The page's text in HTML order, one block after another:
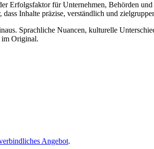
Erfolgsfaktor für Unternehmen, Behörden
Inhalte präzise, verständlich und
Sprachliche Nuancen, kulturelle
im Original.
Angebot.